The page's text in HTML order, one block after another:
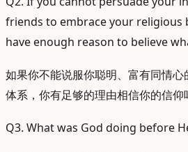
friends to embrace your religious
have enough reason to believe
如果你不能说服你聪明、富有同情
体系，你有足够的理由相信你的信仰
Q3. What was God doing before